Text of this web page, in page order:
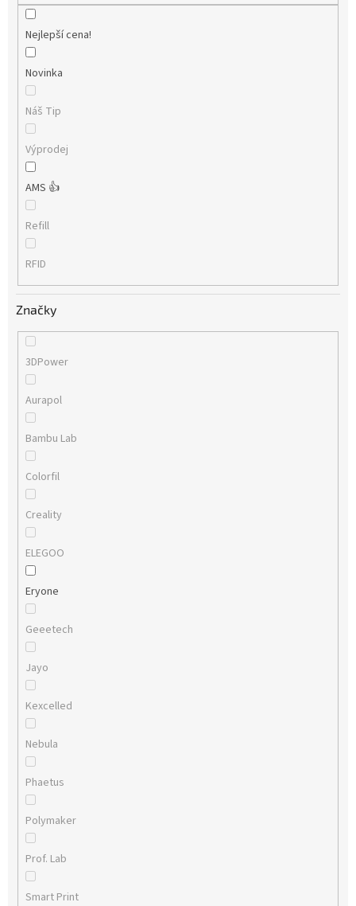
Nejlepší cena!
Novinka
Náš Tip
Výprodej
AMS 👍
Refill
RFID
Značky
3DPower
Aurapol
Bambu Lab
Colorfil
Creality
ELEGOO
Eryone
Geeetech
Jayo
Kexcelled
Nebula
Phaetus
Polymaker
Prof. Lab
Smart Print